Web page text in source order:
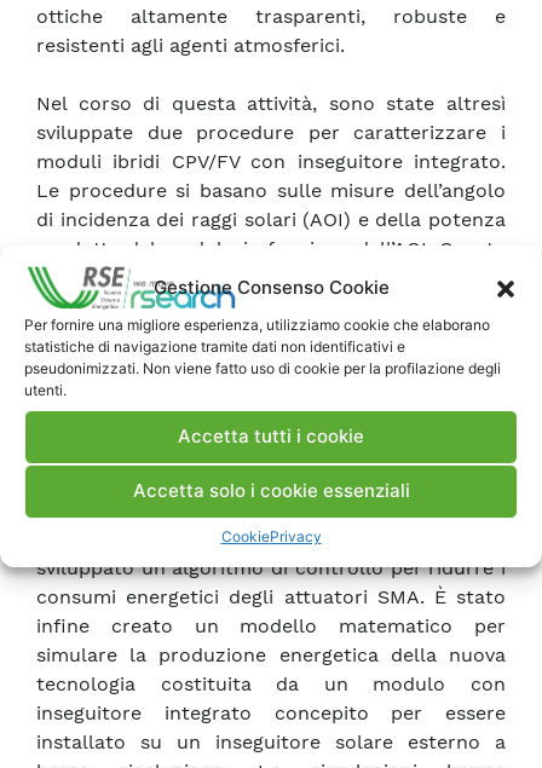
Gestione Consenso Cookie
Per fornire una migliore esperienza, utilizziamo cookie che elaborano
statistiche di navigazione tramite dati non identificativi e
pseudonimizzati. Non viene fatto uso di cookie per la profilazione degli
utenti.
Accetta tutti i cookie
Accetta solo i cookie essenziali
CookiePrivacy
ottiche altamente trasparenti, robuste e
resistenti agli agenti atmosferici.
Nel corso di questa attività, sono state altresì
sviluppate due procedure per caratterizzare i
moduli ibridi CPV/FV con inseguitore integrato.
Le procedure si basano sulle misure dell’angolo
di incidenza dei raggi solari (AOI) e della potenza
prodotta dal modulo in funzione dell’AOI. Queste
procedure sono state sperimentate durante i
test dell’Unità Funzionale di modulo ibrido con
inseguitore solare integrato sviluppata nel
precedente triennio di ricerca che integra un
inseguitore solare basato su attuatori a memoria
di forma (SMA). Per quest’ultimo sono stati
consumi energetici.
Sulla base dei risultati dei test è stato inoltre
sviluppato un algoritmo di controllo per ridurre i
consumi energetici degli attuatori SMA. È stato
infine creato un modello matematico per
simulare la produzione energetica della nuova
tecnologia costituita da un modulo con
inseguitore integrato concepito per essere
installato su un inseguitore solare esterno a